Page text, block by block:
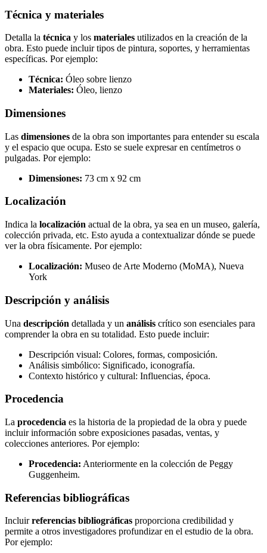
Técnica y materiales
Detalla la técnica y los materiales utilizados en la creación de la
obra. Esto puede incluir tipos de pintura, soportes, y herramientas
específicas. Por ejemplo:
Técnica: Óleo sobre lienzo
Materiales: Óleo, lienzo
Dimensiones
Las dimensiones de la obra son importantes para entender su escala
y el espacio que ocupa. Esto se suele expresar en centímetros o
pulgadas. Por ejemplo:
Dimensiones: 73 cm x 92 cm
Localización
Indica la localización actual de la obra, ya sea en un museo, galería,
colección privada, etc. Esto ayuda a contextualizar dónde se puede
ver la obra físicamente. Por ejemplo:
Localización: Museo de Arte Moderno (MoMA), Nueva
York
Descripción y análisis
Una descripción detallada y un análisis crítico son esenciales para
comprender la obra en su totalidad. Esto puede incluir:
Descripción visual: Colores, formas, composición.
Análisis simbólico: Significado, iconografía.
Contexto histórico y cultural: Influencias, época.
Procedencia
La procedencia es la historia de la propiedad de la obra y puede
incluir información sobre exposiciones pasadas, ventas, y
colecciones anteriores. Por ejemplo:
Procedencia: Anteriormente en la colección de Peggy
Guggenheim.
Referencias bibliográficas
Incluirreferencias bibliográficas proporciona credibilidad y
permite a otros investigadores profundizar en el estudio de la obra.
Por ejemplo: